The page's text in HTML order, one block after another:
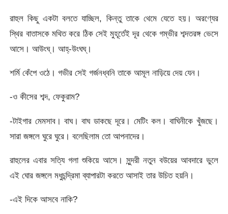
রাহুল কিছু একটা বলতে যাচ্ছিল, কিন্তু তাকে থেমে যেতে হয়। অরণ্যের
স্থির বাতাসকে মথিত করে ঠিক সেই মুহূর্তেই দূর থেকে গম্ভীর শব্দতরঙ্গ ভেসে
আসে। আউংঘ্। আহ্-উংঘঘ্।
শর্মি কেঁপে ওঠে। গভীর সেই গর্জনধ্বনি তাকে আমূল নাড়িয়ে দেয় যেন।
-ও কীসের শব্দ, ফেকুরাম?
-টাইগার মেমসাব। বাঘ। বাঘ ডাকছে দূরে। মেটিং কল। বাঘিনীকে খুঁজছে।
সারা জঙ্গলে ঘুরে ঘুরে। বলেছিলাম তো আপনাদের।
রাহুলের এবার সত্যি গলা শুকিয়ে আসে। সুন্দরী নতুন বউয়ের আবদারে ভুলে
এই ঘোর জঙ্গলে মধুচন্দ্রিমা ব্যাপারটা করতে আসাই তার উচিত হয়নি।
-এই দিকে আসবে নাকি?